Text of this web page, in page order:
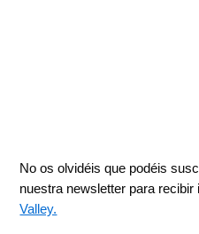
No os olvidéis que podéis
nuestra newsletter para
Valley.